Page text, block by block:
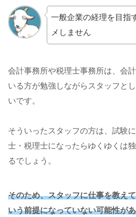
一般企業の経理を目指
メしません
会計事務所や税理士事務所は、会
いる方が勉強しながらスタッフと
いです。
そういったスタッフの方は、試験
士・税理士になったらゆくゆくは
るでしょう。
そのため、スタッフに仕事を教え
いう前提になっていない可能性が